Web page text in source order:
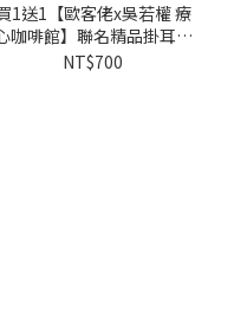
1送1【歐客佬x吳若權 療
咖啡館】聯名精品掛耳禮
盒(10入/盒)附提繩
NT$700